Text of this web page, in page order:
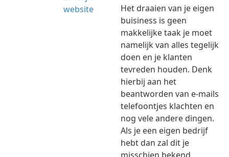
Het draaien van je eigen
buisiness is geen
makkelijke taak je moet
namelijk van alles tegelijk
doen en je klanten
tevreden houden. Denk
hierbij aan het
beantworden van e-mails
telefoontjes klachten en
nog vele andere dingen.
Als je een eigen bedrijf
hebt dan zal dit je